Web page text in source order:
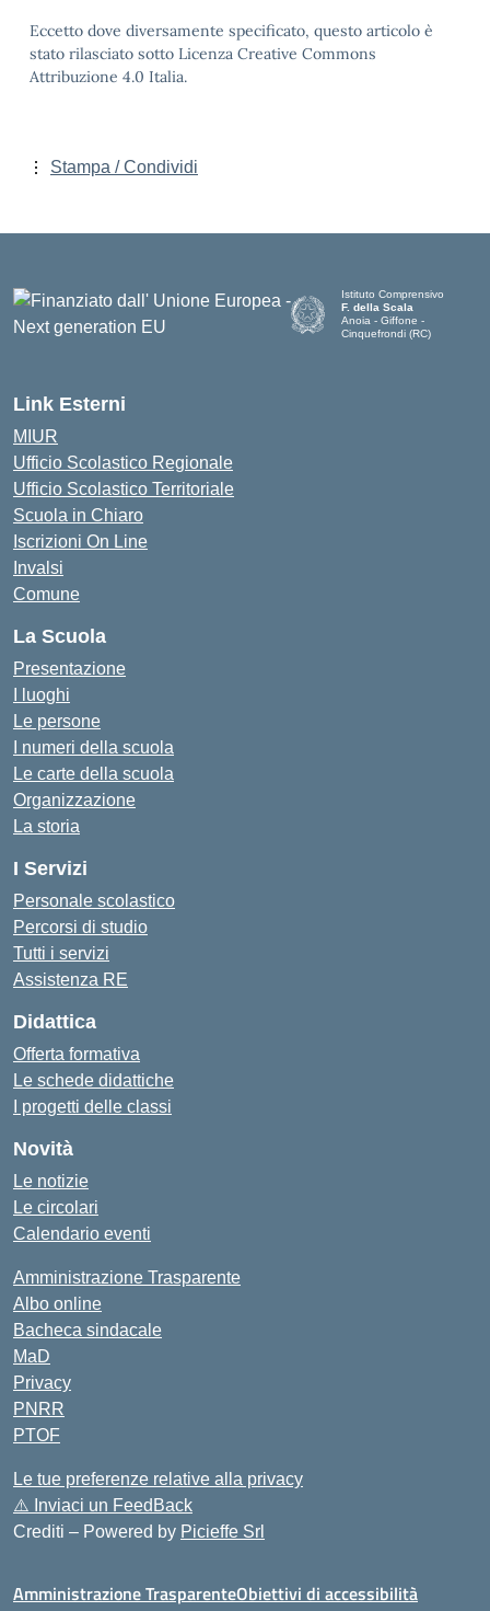
Eccetto dove diversamente specificato, questo articolo è
stato rilasciato sotto Licenza Creative Commons
Attribuzione 4.0 Italia.
Stampa / Condividi
Istituto Comprensivo
F. della Scala
Anoia - Giffone -
Cinquefrondi (RC)
Link Esterni
MIUR
Ufficio Scolastico Regionale
Ufficio Scolastico Territoriale
Scuola in Chiaro
Iscrizioni On Line
Invalsi
Comune
La Scuola
Presentazione
I luoghi
Le persone
I numeri della scuola
Le carte della scuola
Organizzazione
La storia
I Servizi
Personale scolastico
Percorsi di studio
Tutti i servizi
Assistenza RE
Didattica
Offerta formativa
Le schede didattiche
I progetti delle classi
Novità
Le notizie
Le circolari
Calendario eventi
Amministrazione Trasparente
Albo online
Bacheca sindacale
MaD
Privacy
PNRR
PTOF
Le tue preferenze relative alla privacy
⚠️ Inviaci un FeedBack
Crediti – Powered by Picieffe Srl
Amministrazione TrasparenteObiettivi di accessibilità